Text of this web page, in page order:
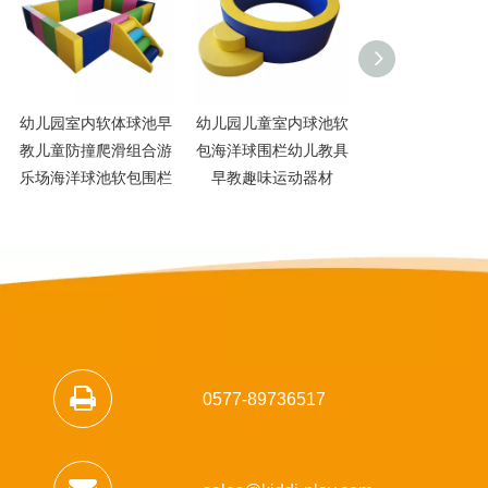
幼儿园室内软体球池早
教儿童防撞爬滑组合游
乐场海洋球池软包围栏
幼儿园儿童室内球池软
包海洋球围栏幼儿教具
早教趣味运动器材
0577-89736517